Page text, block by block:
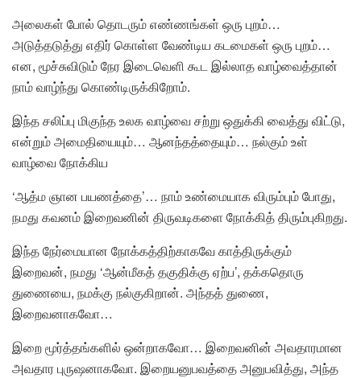
அலைகள் போல் தொடரும் எண்ணங்கள் ஒரு புறம்…
அடுத்தடுத்து எதிர் கொள்ள வேண்டிய கடமைகள் ஒரு புறம்…
என, மூச்சுவிடும் நேர இடைவெளி கூட இல்லாத வாழ்வைத்தான்
நாம் வாழ்ந்து கொண்டிருக்கிறோம்.
இந்த சலிப்பு மிகுந்த உலக வாழ்வை சற்று ஒதுக்கி வைத்து விட்டு,
என்றும் அமைதியையும்… ஆனந்தத்தையும்… நல்கும் உள்
வாழ்வை நோக்கிய
‘ஆத்ம ஞான பயணத்தை’… நாம் உண்மையாக விரும்பும் போது,
நமது கவனம் இறைவனின் திருவடிகளை நோக்கித் திரும்புகிறது.
இந்த நேர்மையான நோக்கத்திற்காகவே காத்திருக்கும்
இறைவன், நமது ‘ஆன்மீகத் தகுதிக்கு ஏற்ப’, தக்கதொரு
துணையை, நமக்கு நல்குகிறான். அந்தத் துணை,
இறைவனாகவோ…
இறை மூர்த்தங்களில் ஒன்றாகவோ… இறைவனின் அவதாரமான
அவதார புருஷனாகவோ. இறையனுபவத்தை அனுபவித்து, அந்த